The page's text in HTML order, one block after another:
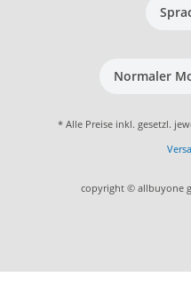
Normaler
* Alle Preise inkl. gesetzl.
copyright © allbuyone